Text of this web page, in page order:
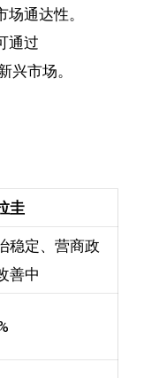
通达性。
通过
兴市场。
圭
稳定、营商政
善中